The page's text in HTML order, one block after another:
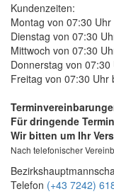
Kundenzeiten:
Montag von 07:30
Dienstag von 07:30
Mittwoch von 07:30
Donnerstag von
Freitag von 07:30 Uhr
Für dringende
Wir bitten um Ihr
Nach telefonischer
Telefon (+43 7242)